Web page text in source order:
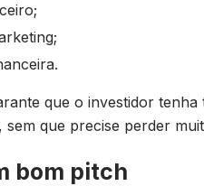
que o investidor
que precise perder
bom pitch